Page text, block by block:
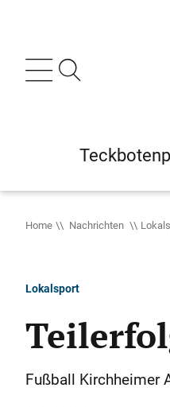
Home Nachrichten
Lokalsport
Fußball Kirchheimer